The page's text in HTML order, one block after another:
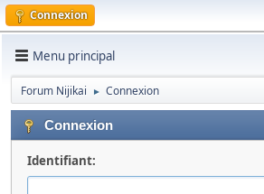
Connexion
Menu principal
Forum Nijikai ► Connexion
Connexion
Identifiant: